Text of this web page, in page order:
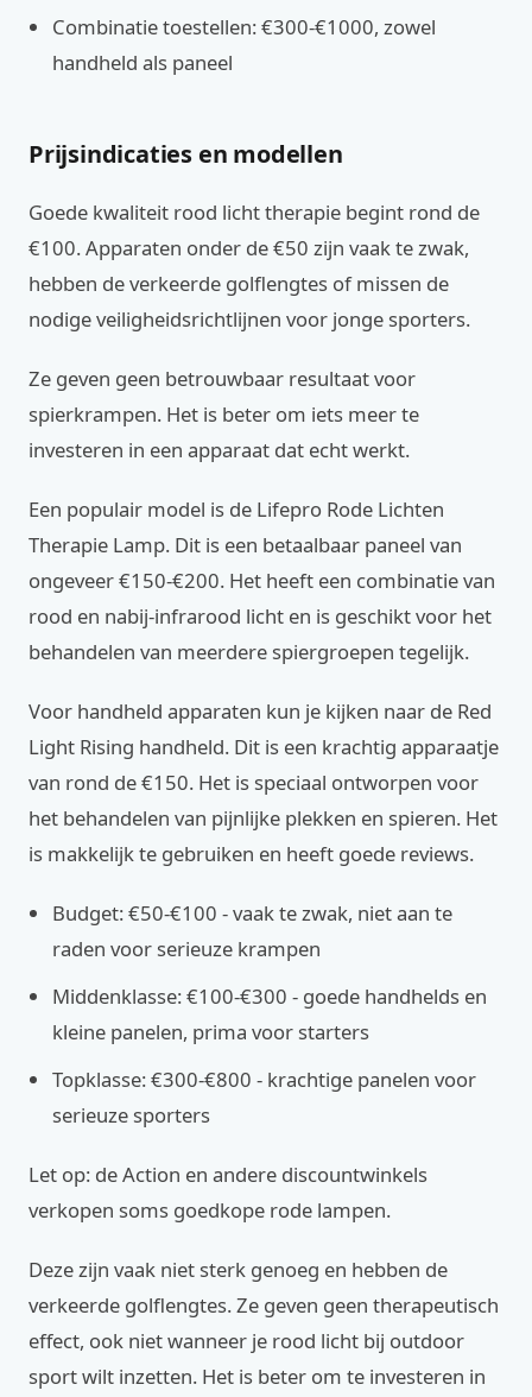
Combinatie toestellen: €300-€1000, zowel
handheld als paneel
Prijsindicaties en modellen
Goede kwaliteit rood licht therapie begint rond de
€100. Apparaten onder de €50 zijn vaak te zwak,
hebben de verkeerde golflengtes of missen de
nodige veiligheidsrichtlijnen voor jonge sporters.
Ze geven geen betrouwbaar resultaat voor
spierkrampen. Het is beter om iets meer te
investeren in een apparaat dat echt werkt.
Een populair model is de Lifepro Rode Lichten
Therapie Lamp. Dit is een betaalbaar paneel van
ongeveer €150-€200. Het heeft een combinatie van
rood en nabij-infrarood licht en is geschikt voor het
behandelen van meerdere spiergroepen tegelijk.
Voor handheld apparaten kun je kijken naar de Red
Light Rising handheld. Dit is een krachtig apparaatje
van rond de €150. Het is speciaal ontworpen voor
het behandelen van pijnlijke plekken en spieren. Het
is makkelijk te gebruiken en heeft goede reviews.
Budget: €50-€100 - vaak te zwak, niet aan te
raden voor serieuze krampen
Middenklasse: €100-€300 - goede handhelds en
kleine panelen, prima voor starters
Topklasse: €300-€800 - krachtige panelen voor
serieuze sporters
Let op: de Action en andere discountwinkels
verkopen soms goedkope rode lampen.
Deze zijn vaak niet sterk genoeg en hebben de
verkeerde golflengtes. Ze geven geen therapeutisch
effect, ook niet wanneer je rood licht bij outdoor
sport wilt inzetten. Het is beter om te investeren in